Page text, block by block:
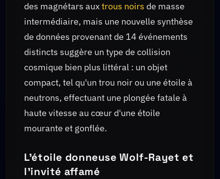
des magnétars auxtrous noirs de masse
intermédiaire, mais une nouvelle synthèse
de données provenant de 14 événements
distincts suggère un type de collision
cosmique bien plus littéral : un objet
compact, tel qu'un trou noir ou une étoile à
neutrons, effectuant une plongée fatale à
haute vitesse au cœur d'une étoile
mourante et gonflée.
L'étoile donneuse Wolf-Rayet et
l'invité affamé